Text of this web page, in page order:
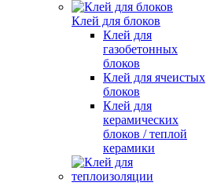
Клей для блоков
Клей для
газобетонных
блоков
Клей для ячеистых
блоков
Клей для
керамических
блоков / теплой
керамики